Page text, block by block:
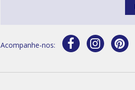
Acompanhe-nos: